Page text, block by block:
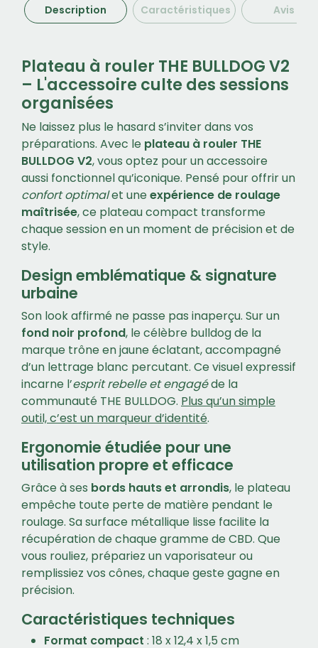
Description Caractéristiques Avis (0)
Plateau à rouler THE BULLDOG V2
– L'accessoire culte des sessions
organisées
Ne laissez plus le hasard s’inviter dans vos
préparations. Avec le plateau à rouler THE
BULLDOG V2, vous optez pour un accessoire
aussi fonctionnel qu’iconique. Pensé pour offrir un
confort optimalet uneexpérience de roulage
maîtrisée, ce plateau compact transforme
chaque session en un moment de précision et de
style.
Design emblématique & signature
urbaine
Son look affirmé ne passe pas inaperçu. Sur un
fond noir profond, le célèbre bulldog de la
marque trône en jaune éclatant, accompagné
d’un lettrage blanc percutant. Ce visuel expressif
incarne l’esprit rebelle et engagéde la
communauté THE BULLDOG. Plus qu’un simple
outil, c’est un marqueur d’identité.
Ergonomie étudiée pour une
utilisation propre et efficace
Grâce à ses bords hauts et arrondis, le plateau
empêche toute perte de matière pendant le
roulage. Sa surface métallique lisse facilite la
récupération de chaque gramme de CBD. Que
vous rouliez, prépariez un vaporisateur ou
remplissiez vos cônes, chaque geste gagne en
précision.
Caractéristiques techniques
Format compact : 18 x 12,4 x 1,5 cm